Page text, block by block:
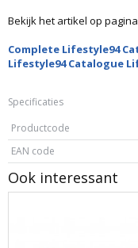
Bekijk het artikel op pagina
Complete Lifestyle94
Lifestyle94 Catalogue
Specificaties
Productcode
EAN code
Ook interessant